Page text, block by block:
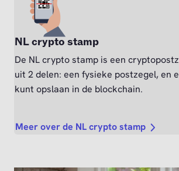
NL crypto stamp
De NL crypto stamp is een
uit 2 delen: een fysieke postzegel, en
kunt opslaan in de blockchain.
Meer over de NL crypto stamp